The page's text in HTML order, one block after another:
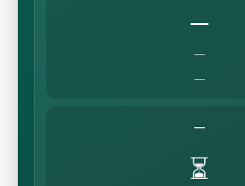
—
—
—
—
⏳